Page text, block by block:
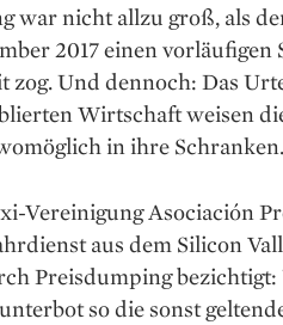
war nicht allzu groß, als
2017 einen
zog. Und dennoch: Das
Wirtschaft weisen
in ihre
Vereinigung Asociación
aus dem Silicon
Preisdumping bezichtigt:
so die sonst